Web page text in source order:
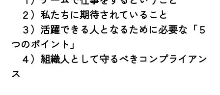
２）私たちに期待されていること
３）活躍できる人となるために必要な「５
つのポイント」
４）組織人として守るべきコンプライアン
ス